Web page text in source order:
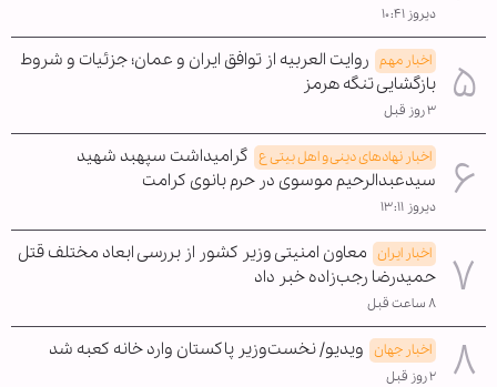
دیروز ۱۰:۴۱
اخبار مهم روایت العربیه از توافق ایران و عمان؛ جزئیات و شروط
بازگشایی تنگه هرمز
۳ روز قبل
اخبار نهادهای دینی و اهل بیتی ع گرامیداشت سپهبد شهید
سیدعبدالرحیم موسوی در حرم بانوی کرامت
دیروز ۱۳:۱۱
اخبار ایران معاون امنیتی وزیر کشور از بررسی ابعاد مختلف قتل
حمیدرضا رجب‌زاده خبر داد
۸ ساعت قبل
اخبار جهان ویدیو/ نخست‌وزیر پاکستان وارد خانه کعبه شد
۲ روز قبل